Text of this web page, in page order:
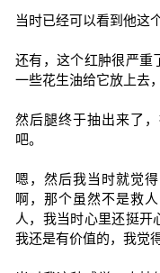
当时已经可以看到他这
还有，这个红肿很严重
一些花生油给它放上去
然后腿终于抽出来了
吧。
嗯，然后我当时就觉
啊，那个虽然不是救
人，我当时心里还挺开
我还是有价值的，我觉